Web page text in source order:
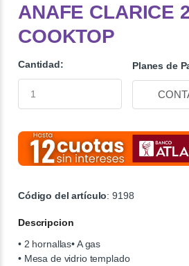
ANAFE CLARICE
COOKTOP
Cantidad: Planes de
Código del artículo: 9198
Descripcion
• 2 hornallas• A gas
• Mesa de vidrio templado